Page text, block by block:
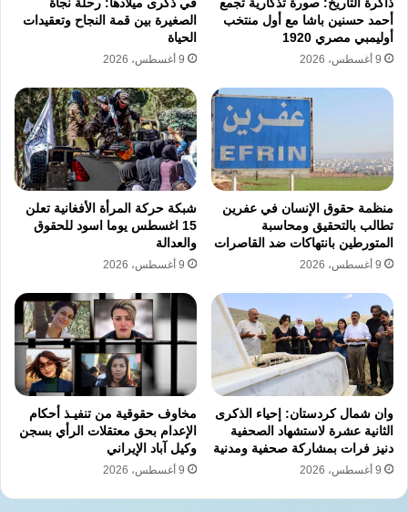
والروسي أسهم في نشوء وتقوية التنظيمات
المتطرفة. يمثل التقرير الحقوقي حصيلة دقيقة
للانتهاكات التي حدثت بعيداً عن مبررات القوى
العسكرية المتدخلة.
تؤكد الإحصائيات الرسمية الواردة في التقرير مقتل
ما لا يقل عن 6133 مدنياً سورياً جراء العمليات
الروسية. يتوزع هؤلاء الضحايا بواقع 1761 طفلاً
و661 امرأة لقوا حتفهم في ظروف قصف مباشرة.
ارتكبت القوات الروسية ما لا يقل عن 317 مجزرة
موثقة في مناطق انتشارها العسكري. تم توثيق
939 حادثة اعتداء على مراكز حيوية مدنية خلال
سنوات العمليات الروسية المستمرة في سوريا.
شملت الاعتداءات على المراكز الحيوية 167
منشأة طبية و140 مسجداً و55 سوقاً تجارياً
تعرضت للقصف المباشر. قدمت القوات الروسية
ذاكرة التاريخ: صورة تذكارية تجمع
أحمد حسنين باشا مع أول منتخب
أوليمبي مصري 1920
9 أغسطس، 2026
في ذكرى ميلادها: رحلة نجاة
الصغيرة بين قمة النجاح وتعقيدات
الحياة
9 أغسطس، 2026
منظمة حقوق الإنسان في عفرين
تطالب بالتحقيق ومحاسبة
المتورطين بانتهاكات ضد القاصرات
9 أغسطس، 2026
شبكة حركة المرأة الأفغانية تعلن
15 اغسطس يوما اسود للحقوق
والعدالة
9 أغسطس، 2026
وان شمال كردستان: إحياء الذكرى
الثانية عشرة لاستشهاد الصحفية
دنيز فرات بمشاركة صحفية ومدنية
9 أغسطس، 2026
مخاوف حقوقية من تنفيـذ أحكام
الإعدام بحق معتقلات الرأي بسجن
وكيل آباد الإيراني
9 أغسطس، 2026